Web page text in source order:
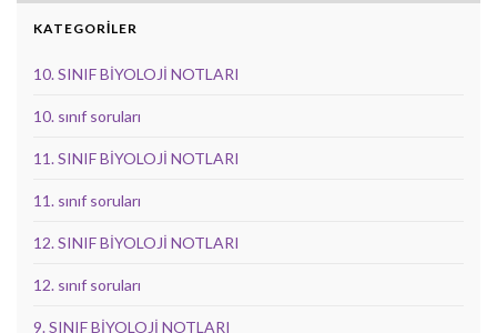
KATEGORİLER
10. SINIF BİYOLOJİ NOTLARI
10. sınıf soruları
11. SINIF BİYOLOJİ NOTLARI
11. sınıf soruları
12. SINIF BİYOLOJİ NOTLARI
12. sınıf soruları
9. SINIF BİYOLOJİ NOTLARI